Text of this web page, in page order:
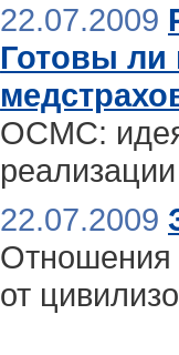
22.07.2009
Готовы
ОСМС:
22.07.2009
Отношения
от